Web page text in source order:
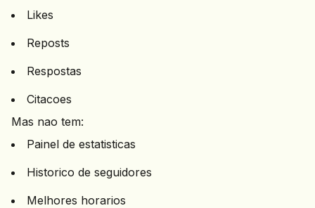
Likes
Reposts
Respostas
Citacoes
Mas nao tem:
Painel de estatisticas
Historico de seguidores
Melhores horarios